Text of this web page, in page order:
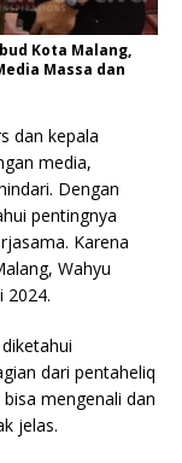
Kota Malang,
Massa dan
dan kepala
media,
Dengan
pentingnya
Karena
Wahyu
2024.
dari pentaheliq
mengenali dan
jelas.